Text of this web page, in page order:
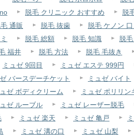
脱毛 クリニック おすすめ 脱
通販 脱毛 抜歯 脱毛 ケノン 口
脱毛 総額 脱毛 知識 脱
福井 脱毛 方法 脱毛 毛抜き
ミュゼ 9回目 ミュゼ エステ 999円
バースデーチケット ミュゼ バイト
ゼ ボディクリーム
ミュゼ ポリリン
ゼ ルーブル ミュゼ レーザー脱毛
ミュゼ 楽天 ミュゼ 亀戸
ミュゼ 溝の口 ミュゼ 山梨